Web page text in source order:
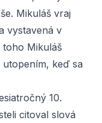
Mikuláš vraj
vystavená v
toho Mikuláš
keď sa
10.
citoval slová